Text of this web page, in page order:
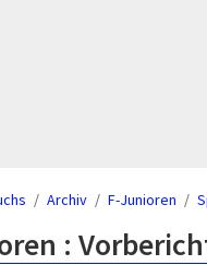
Archiv F-Junioren
: